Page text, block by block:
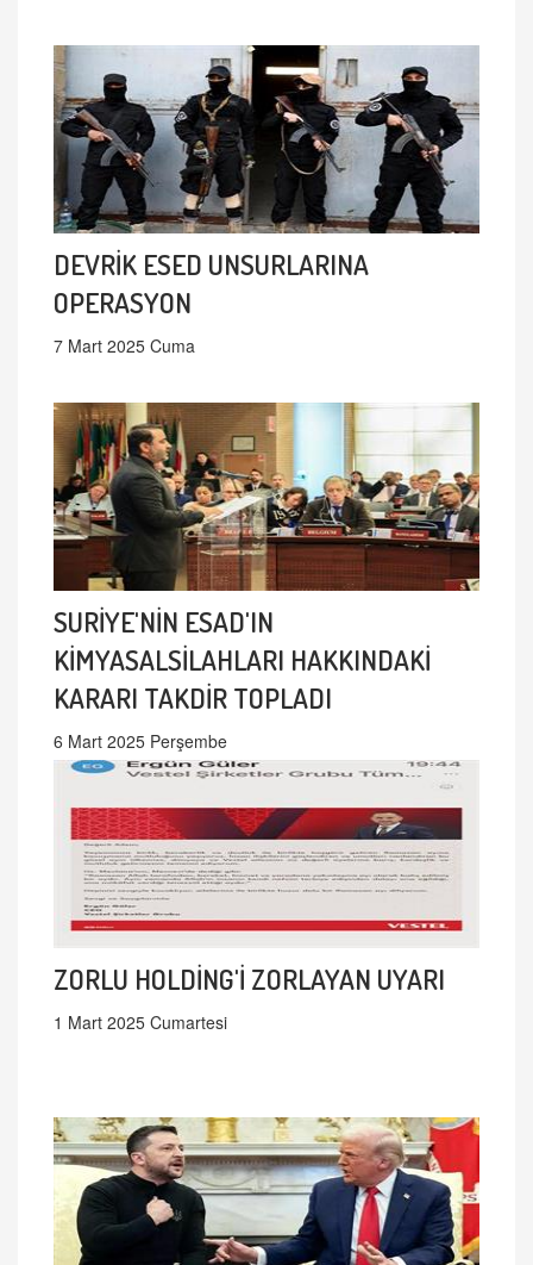
DEVRİK ESED UNSURLARINA
OPERASYON
7 Mart 2025 Cuma
SURİYE'NİN ESAD'IN
KİMYASALSİLAHLARI HAKKINDAKİ
KARARI TAKDİR TOPLADI
6 Mart 2025 Perşembe
ZORLU HOLDİNG'İ ZORLAYAN UYARI
1 Mart 2025 Cumartesi